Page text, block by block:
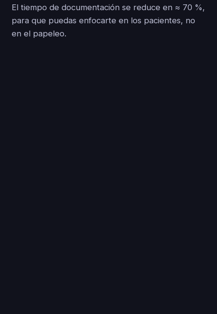
El tiempo de documentación se reduce en ≈ 70 %,
para que puedas enfocarte en los pacientes, no
en el papeleo.